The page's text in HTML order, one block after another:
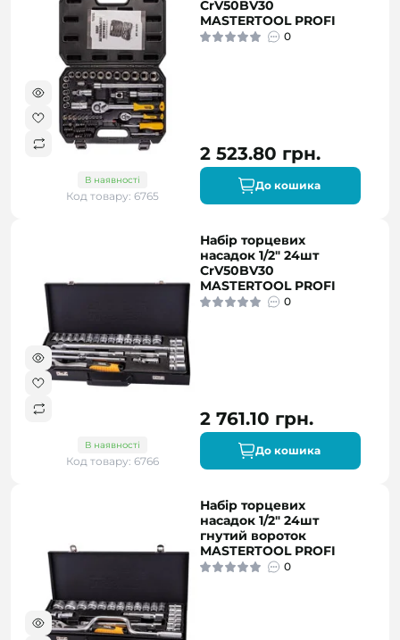
В наявності
Код товару: 6765
CrV50BV30
MASTERTOOL PROFI
0
2 523.80 грн.
До кошика
В наявності
Код товару: 6766
Набір торцевих
насадок 1/2" 24шт
CrV50BV30
MASTERTOOL PROFI
0
2 761.10 грн.
До кошика
Набір торцевих
насадок 1/2" 24шт
гнутий вороток
MASTERTOOL PROFI
0